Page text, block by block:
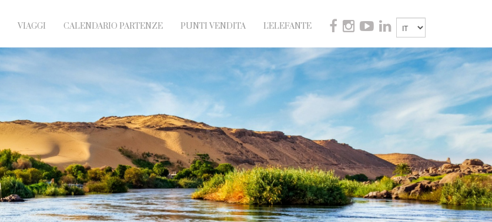
VIAGGI CALENDARIO PARTENZE PUNTI VENDITA L'ELEFANTE